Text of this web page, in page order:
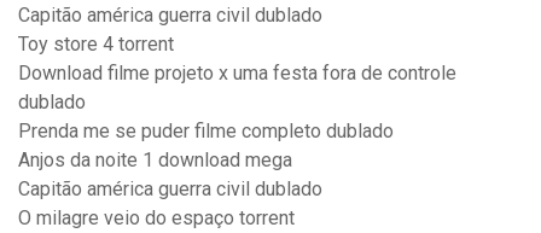
Capitão américa guerra civil dublado
Toy store 4 torrent
Download filme projeto x uma festa fora de controle
dublado
Prenda me se puder filme completo dublado
Anjos da noite 1 download mega
Capitão américa guerra civil dublado
O milagre veio do espaço torrent